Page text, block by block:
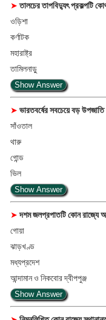
➤তালচের তাপবিদ্যুৎ প্রকল্পটি
ওড়িশা
কর্ণাটক
মহারাষ্ট্র
তামিলনাড়ু
Show Answer
➤ ভারতবর্ষের সবচেয়ে বড়
সাঁওতাল
থারু
গোন্ড
ভিল
Show Answer
➤দশম জলপ্রপাতটি কোন রাজ্যে
গোয়া
ঝাড়খণ্ড
মধ্যপ্রদেশ
আন্দামান ও নিকবোর দ্বীপপুঞ্জ
Show Answer